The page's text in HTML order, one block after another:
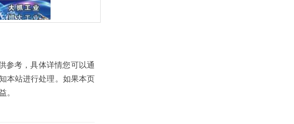
参考，具体详情您可以通
本站进行处理。如果本页
。